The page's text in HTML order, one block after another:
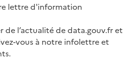
lettre d'information
de l’actualité de data.gouv.fr et
vous à notre infolettre et